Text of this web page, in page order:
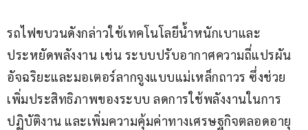
รถไฟขบวนดังกล่าวใช้เทคโนโลยีน้ำหนักเบาและ
ประหยัดพลังงาน เช่น ระบบปรับอากาศความถี่แปรผัน
อัจฉริยะและมอเตอร์ลากจูงแบบแม่เหล็กถาวร ซึ่งช่วย
เพิ่มประสิทธิภาพของระบบ ลดการใช้พลังงานในการ
ปฏิบัติงาน และเพิ่มความคุ้มค่าทางเศรษฐกิจตลอดอายุ